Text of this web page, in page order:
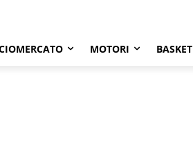
MOTORI BASKET